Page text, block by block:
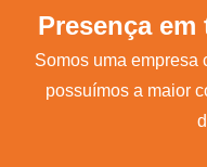
Presença em
Somos uma
possuímos a maior